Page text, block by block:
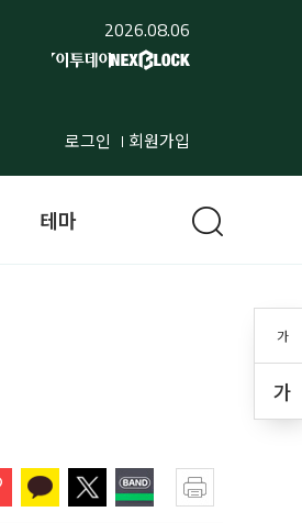
2026.08.06
로그인 회원가입
가
가
테마